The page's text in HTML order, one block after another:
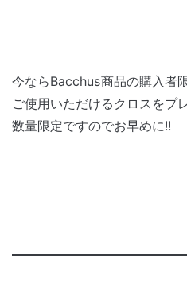
今ならBacchus商品の購入者
ご使用いただけるクロスをプ
数量限定ですのでお早めに!!